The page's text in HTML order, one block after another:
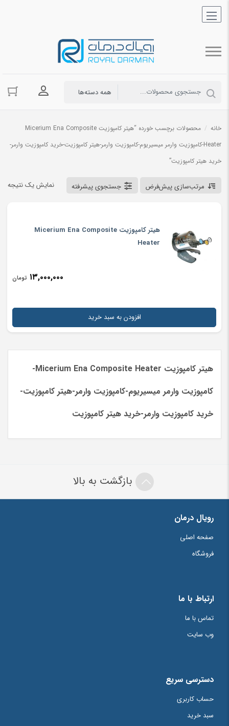
ورود به
خانه /
محصولات برچسب خورده “هیتر کامپوزیت Micerium Ena Composite
Heater-کامپوزیت وارمر میسیریوم-کامپوزیت وارمر-هیتر کامپوزیت-خرید کامپوزیت وارمر-
خرید هیتر کامپوزیت”
نمایش یک نتیجه مرتب‌سازی پیش‌فرض جستجوی پیشرفته
هیتر کامپوزیت Micerium Ena Composite
Heater
۱۳,۰۰۰,۰۰۰ تومان
افزودن به سبد خرید
هیتر کامپوزیت Micerium Ena Composite Heater-
کامپوزیت وارمر میسیریوم-کامپوزیت وارمر-هیتر کامپوزیت-
خرید کامپوزیت وارمر-خرید هیتر کامپوزیت
بازگشت به بالا
رویال درمان
صفحه اصلی
فروشگاه
ارتباط با ما
تماس با ما
وب سایت
دسترسی سریع
حساب کاربری
سبد خرید